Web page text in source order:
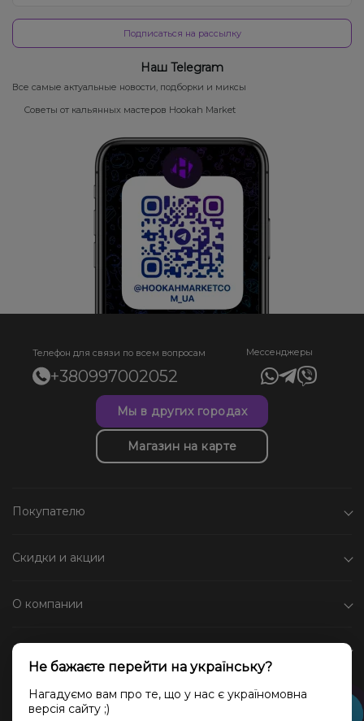
Подписаться на рассылку
Наш Telegram
Все самые актуальные новости, подборки и миксы
Советы от кальянных мастеров Hookah Market
Телефон для связи по всем вопросам
+380997002052
Мессенджеры
Мы в других городах
Магазин на карте
Покупателю
Скидки и акции
О компании
Каталог
Социальные сети
Не бажаєте перейти на українську?
Нагадуємо вам про те, що у нас є україномовна
версія сайту ;)